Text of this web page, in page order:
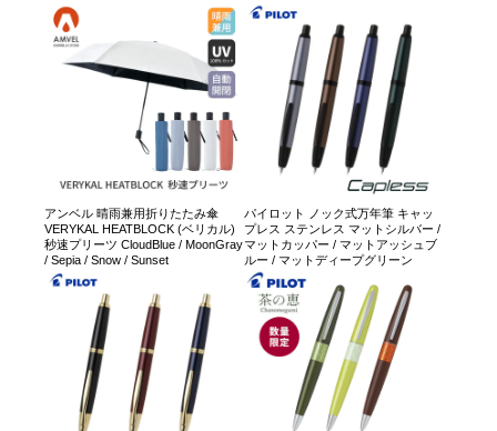
アンベル 晴雨兼用折りたたみ傘
VERYKAL HEATBLOCK (ベリカル)
秒速プリーツ CloudBlue / MoonGray
/ Sepia / Snow / Sunset
パイロット ノック式万年筆 キャッ
プレス ステンレス マットシルバー /
マットカッパー / マットアッシュブ
ルー / マットディープグリーン